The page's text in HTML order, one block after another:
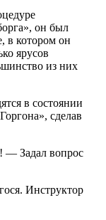
он был
в котором он
ярусов
из них
в состоянии
сделав
— Задал вопрос
Инструктор